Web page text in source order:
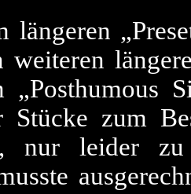
längeren
weiteren
„Posthumous
Stücke zum
nur leider